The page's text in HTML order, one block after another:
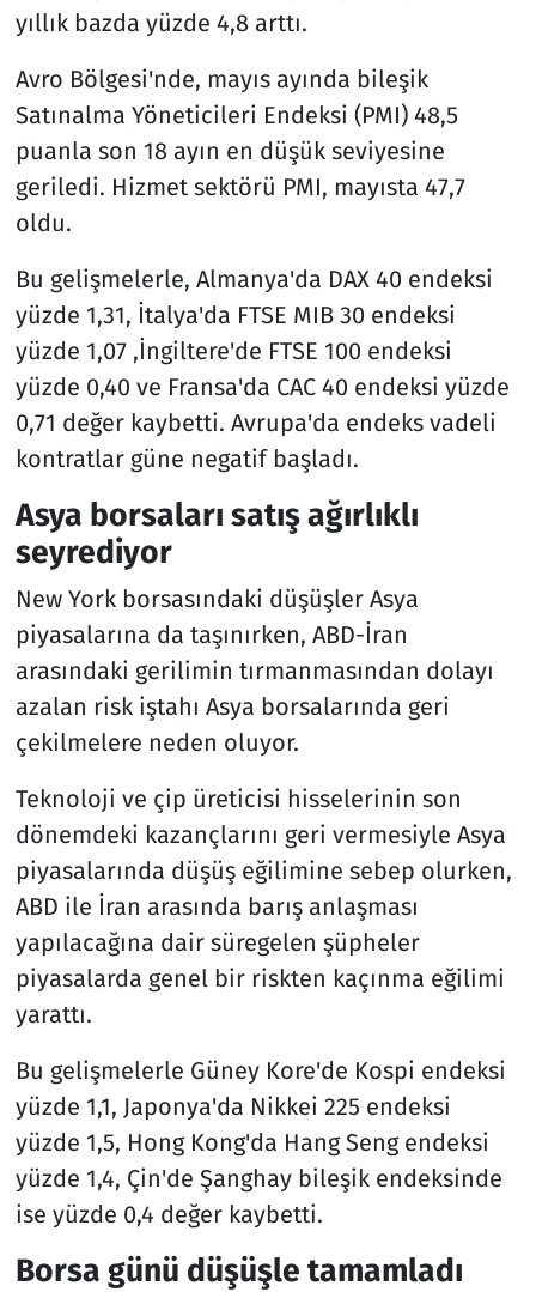
yıllık bazda yüzde 4,8 arttı.
Avro Bölgesi'nde, mayıs ayında bileşik
Satınalma Yöneticileri Endeksi (PMI) 48,5
puanla son 18 ayın en düşük seviyesine
geriledi. Hizmet sektörü PMI, mayısta 47,7
oldu.
Bu gelişmelerle, Almanya'da DAX 40 endeksi
yüzde 1,31, İtalya'da FTSE MIB 30 endeksi
yüzde 1,07 ,İngiltere'de FTSE 100 endeksi
yüzde 0,40 ve Fransa'da CAC 40 endeksi yüzde
0,71 değer kaybetti. Avrupa'da endeks vadeli
kontratlar güne negatif başladı.
Asya borsaları satış ağırlıklı
seyrediyor
New York borsasındaki düşüşler Asya
piyasalarına da taşınırken, ABD-İran
arasındaki gerilimin tırmanmasından dolayı
azalan risk iştahı Asya borsalarında geri
çekilmelere neden oluyor.
Teknoloji ve çip üreticisi hisselerinin son
dönemdeki kazançlarını geri vermesiyle Asya
piyasalarında düşüş eğilimine sebep olurken,
ABD ile İran arasında barış anlaşması
yapılacağına dair süregelen şüpheler
piyasalarda genel bir riskten kaçınma eğilimi
yarattı.
Bu gelişmelerle Güney Kore'de Kospi endeksi
yüzde 1,1, Japonya'da Nikkei 225 endeksi
yüzde 1,5, Hong Kong'da Hang Seng endeksi
yüzde 1,4, Çin'de Şanghay bileşik endeksinde
ise yüzde 0,4 değer kaybetti.
Borsa günü düşüşle tamamladı